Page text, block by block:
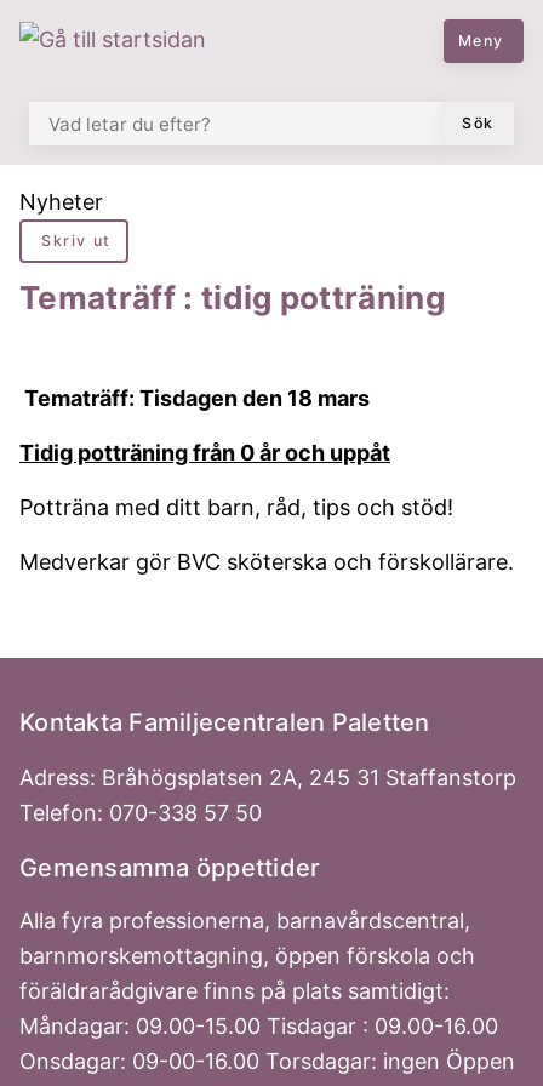
till innehåll
till huvudmeny Meny
Sök
Du är här:
Nyheter
Skriv ut
Tematräff : tidig potträning
Tematräff: Tisdagen den 18 mars
Tidig potträning från 0 år och uppåt
Potträna med ditt barn, råd, tips och stöd!
Medverkar gör BVC sköterska och förskollärare.
Kontakta Familjecentralen Paletten
Adress: Bråhögsplatsen 2A, 245 31 Staffanstorp
Telefon: 070-338 57 50
Gemensamma öppettider
Alla fyra professionerna, barnavårdscentral,
barnmorskemottagning, öppen förskola och
föräldrarådgivare finns på plats samtidigt:
Måndagar: 09.00-15.00 Tisdagar : 09.00-16.00
Onsdagar: 09-00-16.00 Torsdagar: ingen Öppen